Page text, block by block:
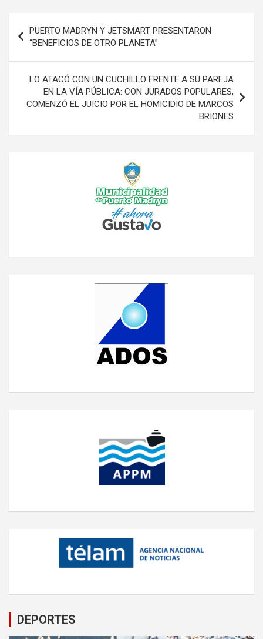
de
entradas
PUERTO MADRYN Y JETSMART PRESENTARON
“BENEFICIOS DE OTRO PLANETA”
LO ATACÓ CON UN CUCHILLO FRENTE A SU PAREJA
EN LA VÍA PÚBLICA: CON JURADOS POPULARES,
COMENZÓ EL JUICIO POR EL HOMICIDIO DE MARCOS
BRIONES
DEPORTES